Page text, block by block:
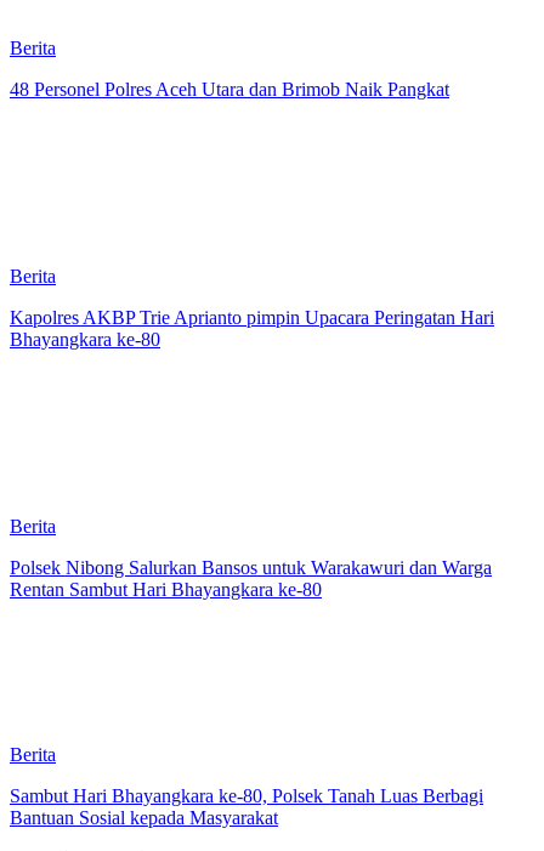
Berita
48 Personel Polres Aceh Utara dan Brimob Naik Pangkat
Berita
Kapolres AKBP Trie Aprianto pimpin Upacara Peringatan Hari
Bhayangkara ke-80
Berita
Polsek Nibong Salurkan Bansos untuk Warakawuri dan Warga
Rentan Sambut Hari Bhayangkara ke-80
Berita
Sambut Hari Bhayangkara ke-80, Polsek Tanah Luas Berbagi
Bantuan Sosial kepada Masyarakat